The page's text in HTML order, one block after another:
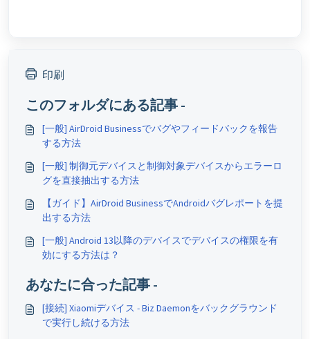
印刷
このフォルダにある記事 -
[一般] AirDroid Businessでバグやフィードバックを報告
する方法
[一般] 制御元デバイスと制御対象デバイスからエラーロ
グを直接抽出する方法
【ガイド】AirDroid BusinessでAndroidバグレポートを提
出する方法
[一般] Android 13以降のデバイスでデバイスの権限を有
効にする方法は？
あなたに合った記事 -
[接続] Xiaomiデバイス - Biz Daemonをバックグラウンド
で実行し続ける方法